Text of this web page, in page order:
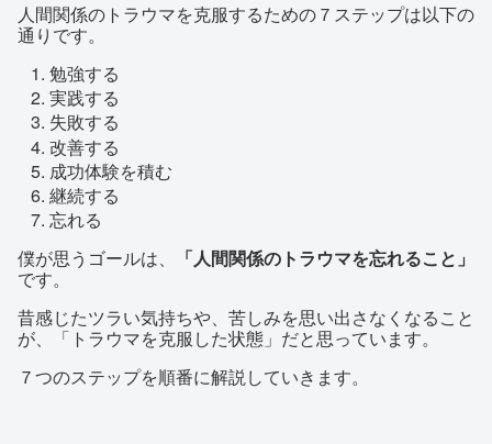
人間関係のトラウマを克服するための７ステップは以下の
通りです。
勉強する
実践する
失敗する
改善する
成功体験を積む
継続する
忘れる
僕が思うゴールは、
「人間関係のトラウマを忘れること」
です。
昔感じたツラい気持ちや、苦しみを思い出さなくなること
が、「トラウマを克服した状態」だと思っています。
７つのステップを順番に解説していきます。